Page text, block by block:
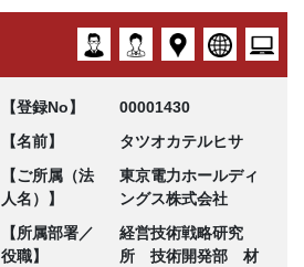
【登録No】
00001430
【名前】
タツオカテルヒサ
【ご所属（法
人名）】
東京電力ホールディ
ングス株式会社
【所属部署／
役職】
経営技術戦略研究
所 技術開発部 材